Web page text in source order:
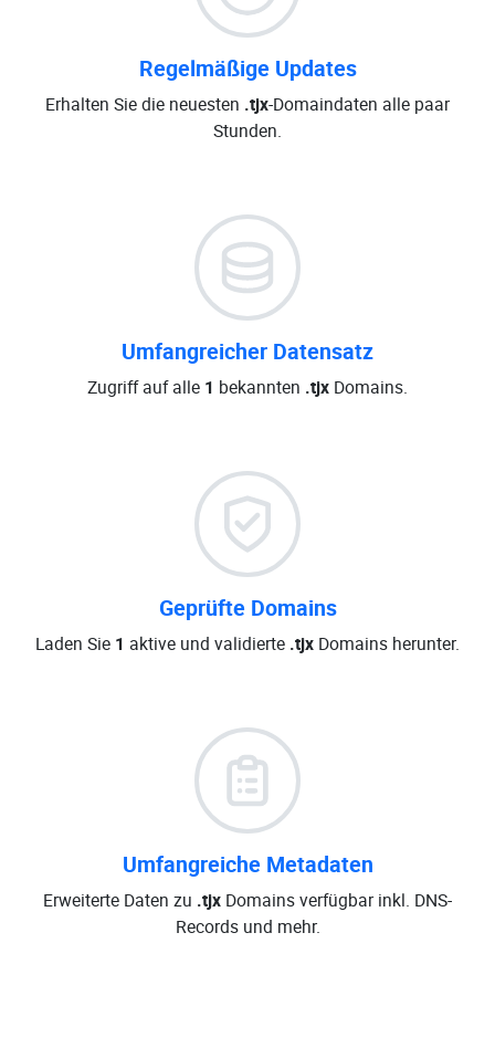
Regelmäßige Updates
Erhalten Sie die neuesten .tjx-Domaindaten alle paar
Stunden.
Umfangreicher Datensatz
Zugriff auf alle 1 bekannten .tjx Domains.
Geprüfte Domains
Laden Sie 1 aktive und validierte .tjx Domains herunter.
Umfangreiche Metadaten
Erweiterte Daten zu .tjx Domains verfügbar inkl. DNS-
Records und mehr.